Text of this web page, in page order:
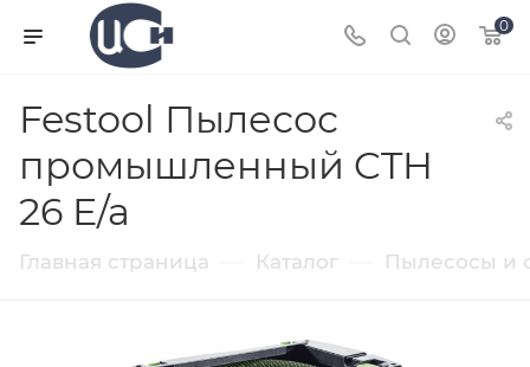
0
Festool Пылесос
промышленный CTH
26 E/a
Главная страница Каталог Пылесосы и